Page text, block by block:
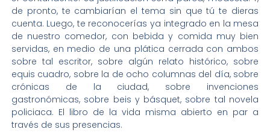
de pronto, te cambiarían el tema sin que tú te dieras
cuenta. Luego, te reconocerías ya integrado en la mesa
de nuestro comedor, con bebida y comida muy bien
servidas, en medio de una plática cerrada con ambos
sobre tal escritor, sobre algún relato histórico, sobre
equis cuadro, sobre la de ocho columnas del día, sobre
crónicas de la ciudad, sobre invenciones
gastronómicas, sobre beis y básquet, sobre tal novela
policiaca. El libro de la vida misma abierto en par a
través de sus presencias.